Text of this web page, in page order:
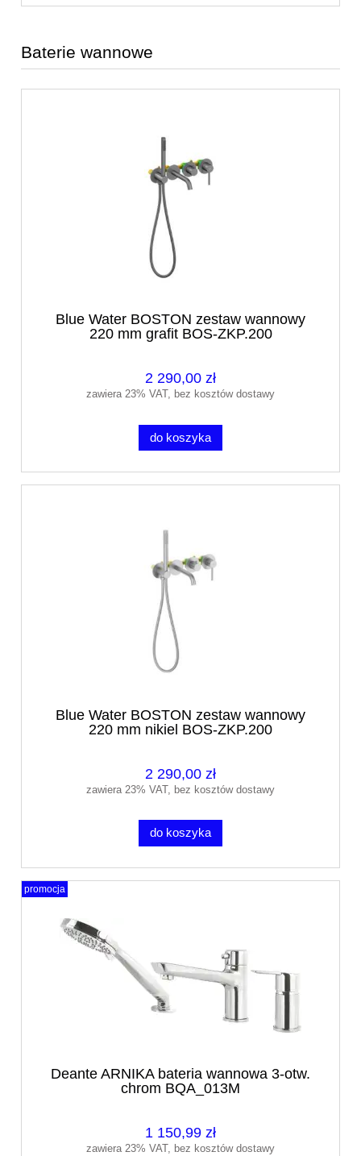
Baterie wannowe
Blue Water BOSTON zestaw wannowy
220 mm grafit BOS-ZKP.200
2 290,00 zł
zawiera 23% VAT, bez kosztów dostawy
do koszyka
Blue Water BOSTON zestaw wannowy
220 mm nikiel BOS-ZKP.200
2 290,00 zł
zawiera 23% VAT, bez kosztów dostawy
do koszyka
Deante ARNIKA bateria wannowa 3-otw.
chrom BQA_013M
1 150,99 zł
zawiera 23% VAT, bez kosztów dostawy
promocja